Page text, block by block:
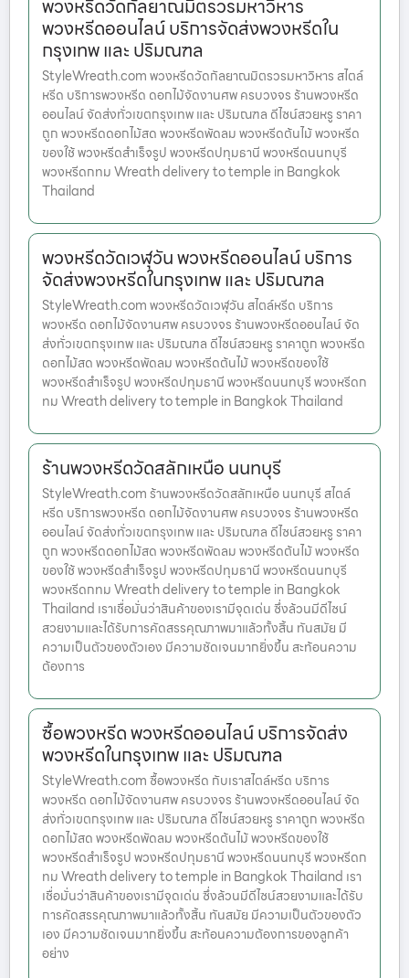
พวงหรีดวัดกัลยาณมิตรวรมหาวิหาร
พวงหรีดออนไลน์ บริการจัดส่งพวงหรีดใน
กรุงเทพ และ ปริมณฑล
StyleWreath.com พวงหรีดวัดกัลยาณมิตรวรมหาวิหาร สไตล์
หรีด บริการพวงหรีด ดอกไม้จัดงานศพ ครบวงจร ร้านพวงหรีด
ออนไลน์ จัดส่งทั่วเขตกรุงเทพ และ ปริมณฑล ดีไซน์สวยหรู ราคา
ถูก พวงหรีดดอกไม้สด พวงหรีดพัดลม พวงหรีดต้นไม้ พวงหรีด
ของใช้ พวงหรีดสำเร็จรูป พวงหรีดปทุมธานี พวงหรีดนนทบุรี
พวงหรีดกทม Wreath delivery to temple in Bangkok
Thailand
พวงหรีดวัดเวฬุวัน พวงหรีดออนไลน์ บริการ
จัดส่งพวงหรีดในกรุงเทพ และ ปริมณฑล
StyleWreath.com พวงหรีดวัดเวฬุวัน สไตล์หรีด บริการ
พวงหรีด ดอกไม้จัดงานศพ ครบวงจร ร้านพวงหรีดออนไลน์ จัด
ส่งทั่วเขตกรุงเทพ และ ปริมณฑล ดีไซน์สวยหรู ราคาถูก พวงหรีด
ดอกไม้สด พวงหรีดพัดลม พวงหรีดต้นไม้ พวงหรีดของใช้
พวงหรีดสำเร็จรูป พวงหรีดปทุมธานี พวงหรีดนนทบุรี พวงหรีดก
ทม Wreath delivery to temple in Bangkok Thailand
ร้านพวงหรีดวัดสลักเหนือ นนทบุรี
StyleWreath.com ร้านพวงหรีดวัดสลักเหนือ นนทบุรี สไตล์
หรีด บริการพวงหรีด ดอกไม้จัดงานศพ ครบวงจร ร้านพวงหรีด
ออนไลน์ จัดส่งทั่วเขตกรุงเทพ และ ปริมณฑล ดีไซน์สวยหรู ราคา
ถูก พวงหรีดดอกไม้สด พวงหรีดพัดลม พวงหรีดต้นไม้ พวงหรีด
ของใช้ พวงหรีดสำเร็จรูป พวงหรีดปทุมธานี พวงหรีดนนทบุรี
พวงหรีดกทม Wreath delivery to temple in Bangkok
Thailand เราเชื่อมั่นว่าสินค้าของเรามีจุดเด่น ซึ่งล้วนมีดีไซน์
สวยงามและได้รับการคัดสรรคุณภาพมาแล้วทั้งสิ้น ทันสมัย มี
ความเป็นตัวของตัวเอง มีความชัดเจนมากยิ่งขึ้น สะท้อนความ
ต้องการ
ซื้อพวงหรีด พวงหรีดออนไลน์ บริการจัดส่ง
พวงหรีดในกรุงเทพ และ ปริมณฑล
StyleWreath.com ซื้อพวงหรีด กับเราสไตล์หรีด บริการ
พวงหรีด ดอกไม้จัดงานศพ ครบวงจร ร้านพวงหรีดออนไลน์ จัด
ส่งทั่วเขตกรุงเทพ และ ปริมณฑล ดีไซน์สวยหรู ราคาถูก พวงหรีด
ดอกไม้สด พวงหรีดพัดลม พวงหรีดต้นไม้ พวงหรีดของใช้
พวงหรีดสำเร็จรูป พวงหรีดปทุมธานี พวงหรีดนนทบุรี พวงหรีดก
ทม Wreath delivery to temple in Bangkok Thailand เรา
เชื่อมั่นว่าสินค้าของเรามีจุดเด่น ซึ่งล้วนมีดีไซน์สวยงามและได้รับ
การคัดสรรคุณภาพมาแล้วทั้งสิ้น ทันสมัย มีความเป็นตัวของตัว
เอง มีความชัดเจนมากยิ่งขึ้น สะท้อนความต้องการของลูกค้า
อย่าง